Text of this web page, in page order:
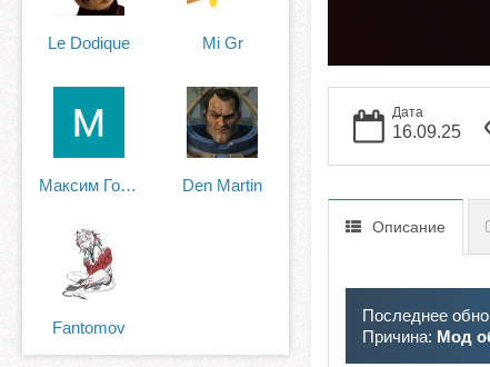
Дата
16.09.25
Описание
Последнее
Причина: Мод
Le Dodique Mi Gr
Максим Гольдмарк Den Martin
Fantomov